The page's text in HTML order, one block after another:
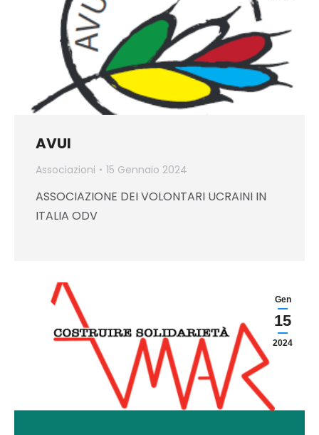
AVUI
Associazioni 15 Gennaio 2024
ASSOCIAZIONE DEI VOLONTARI UCRAINI IN
ITALIA ODV
Gen
15
2024